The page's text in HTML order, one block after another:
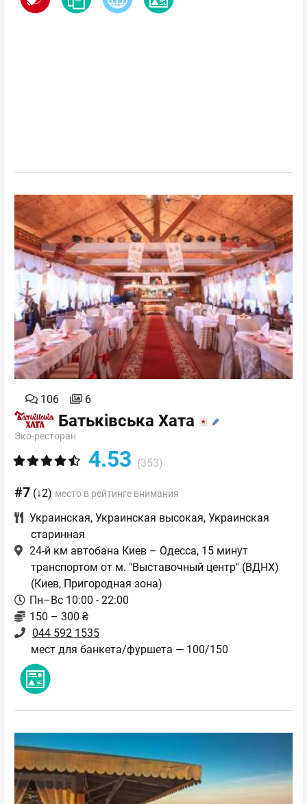
106 6
Батьківська Хата
Эко-ресторан
4.53 (353)
#7 (↓2) место в рейтинге внимания
Украинская, Украинская высокая, Украинская
старинная
24-й км автобана Киев – Одесса, 15 минут
транспортом от м. "Выставочный центр" (ВДНХ)
(Киев, Пригородная зона)
Пн–Вс 10:00 - 22:00
150 – 300 ₴
044 592 1535
мест для банкета/фуршета — 100/150